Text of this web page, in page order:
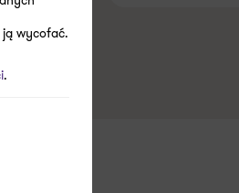
ją wycofać.
.